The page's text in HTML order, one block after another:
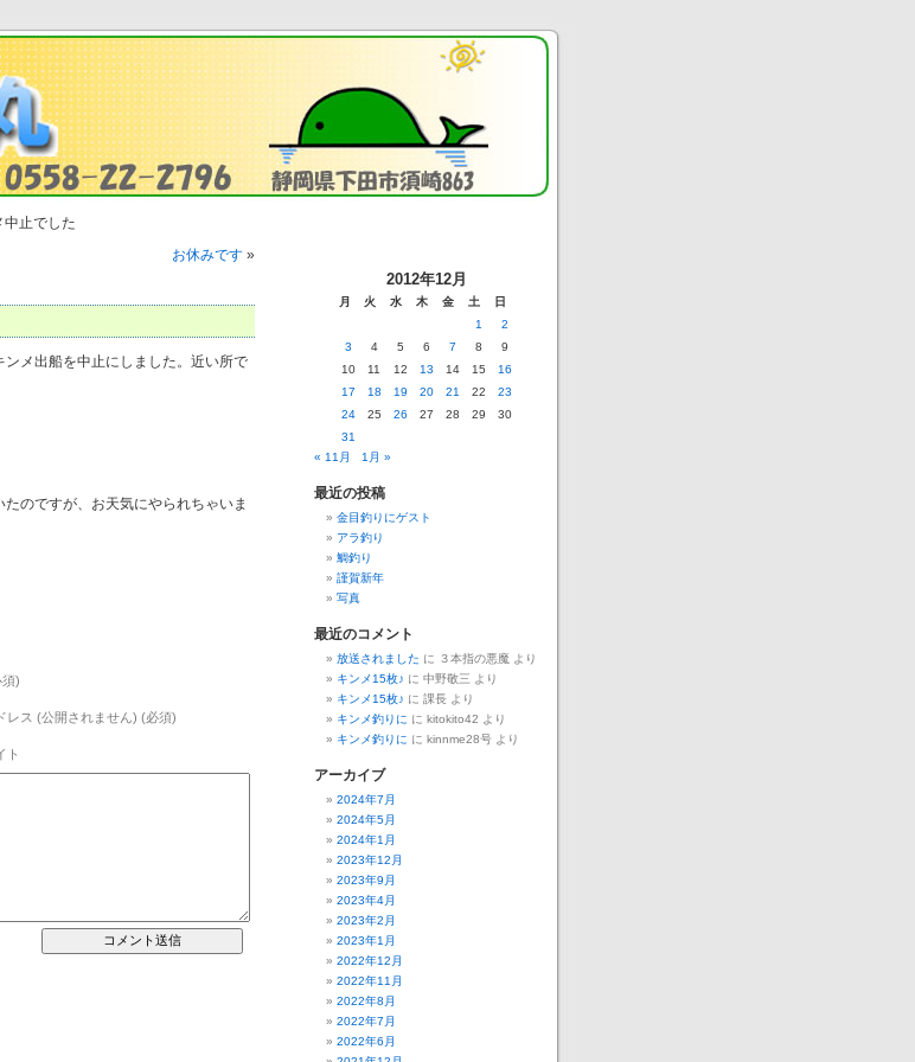
中止でした
お休みです »
メ出船を中止にしました。近い所で
のですが、お天気にやられちゃいま
)
レス (公開されません) (必須)
ト
2012年12月
月 火 水 木 金 土
日
1
2
3
4 5 6 7 8
9
10
11 12 13 14 15
16
17
18 19 20 21 22
23
24
25 26 27 28 29
30
31
« 11月
1月 »
最近の投稿
金目釣りにゲスト
アラ釣り
鯛釣り
謹賀新年
写真
最近のコメント
放送されました に ３本指の悪魔 より
キンメ15枚♪ に 中野敬三 より
キンメ15枚♪ に 課長 より
キンメ釣りに に kitokito42 より
キンメ釣りに に kinnme28号 より
アーカイブ
2024年7月
2024年5月
2024年1月
2023年12月
2023年9月
2023年4月
2023年2月
2023年1月
2022年12月
2022年11月
2022年8月
2022年7月
2022年6月